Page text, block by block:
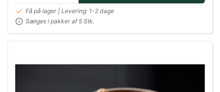
Få på lager | Levering: 1-2 dage
Sælges i pakker af 5 Stk.